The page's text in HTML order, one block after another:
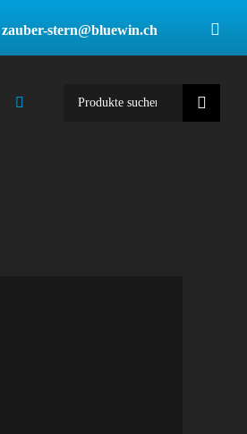
zauber-stern@bluewin.ch
Suche